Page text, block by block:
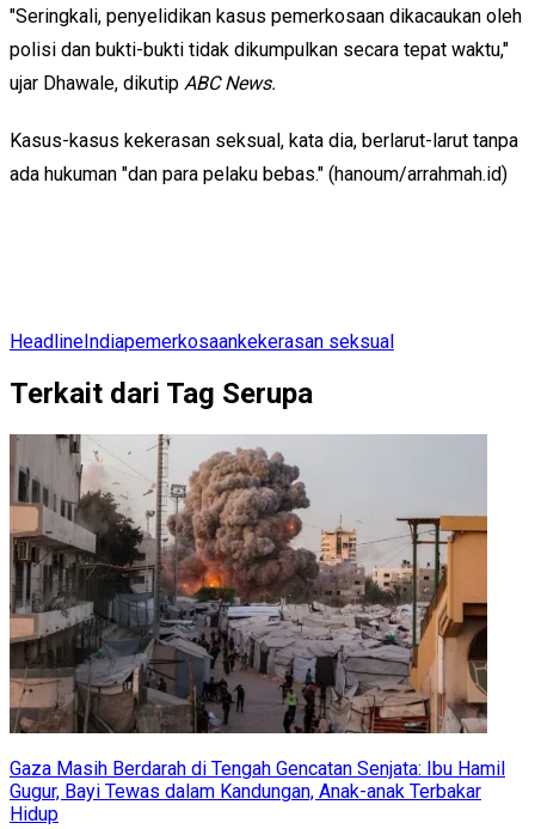
"Seringkali, penyelidikan kasus pemerkosaan dikacaukan oleh
polisi dan bukti-bukti tidak dikumpulkan secara tepat waktu,"
ujar Dhawale, dikutip ABC News.
Kasus-kasus kekerasan seksual, kata dia, berlarut-larut tanpa
ada hukuman "dan para pelaku bebas." (hanoum/arrahmah.id)
HeadlineIndiapemerkosaankekerasan seksual
Terkait dari Tag Serupa
Gaza Masih Berdarah di Tengah Gencatan Senjata: Ibu Hamil
Gugur, Bayi Tewas dalam Kandungan, Anak-anak Terbakar
Hidup